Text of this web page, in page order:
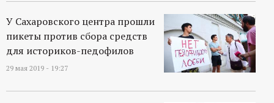
У Сахаровского центра прошли
пикеты против сбора средств
для историков-педофилов
29 мая 2019 - 19:27